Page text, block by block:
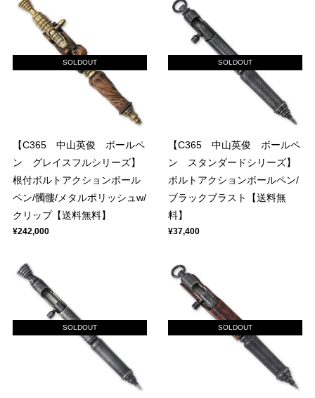
SOLDOUT
【C365 中山英俊 ボールペ
ン グレイスフルシリーズ】
根付ボルトアクションボール
ペン/髑髏/メタルポリッシュw/
クリップ【送料無料】
¥242,000
SOLDOUT
【C365 中山英俊 ボールペ
ン スタンダードシリーズ】
ボルトアクションボールペン/
ブラックブラスト【送料無
料】
¥37,400
SOLDOUT SOLDOUT